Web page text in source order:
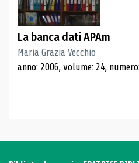
La banca dati APAm
Maria Grazia Vecchio
anno: 2006, volume: 24,